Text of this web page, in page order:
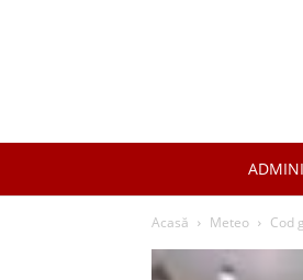
Acasă Meteo Cod